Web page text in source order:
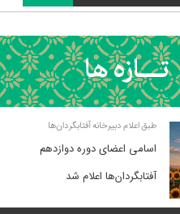
طبق اعلام دبیرخانه آفتابگردان‌ها
اسامی اعضای دوره دوازدهم
آفتابگردان‌ها اعلام شد